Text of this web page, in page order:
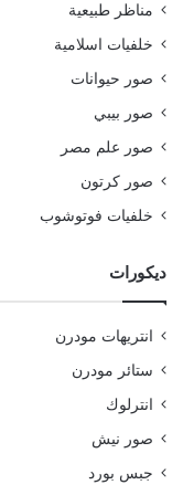
مناظر طبيعية
خلفيات اسلامية
صور حيوانات
صور بيبي
صور علم مصر
صور كرتون
خلفيات فوتوشوب
ديكورات
انتريهات مودرن
ستائر مودرن
انترلوك
صور نيش
جبس بورد